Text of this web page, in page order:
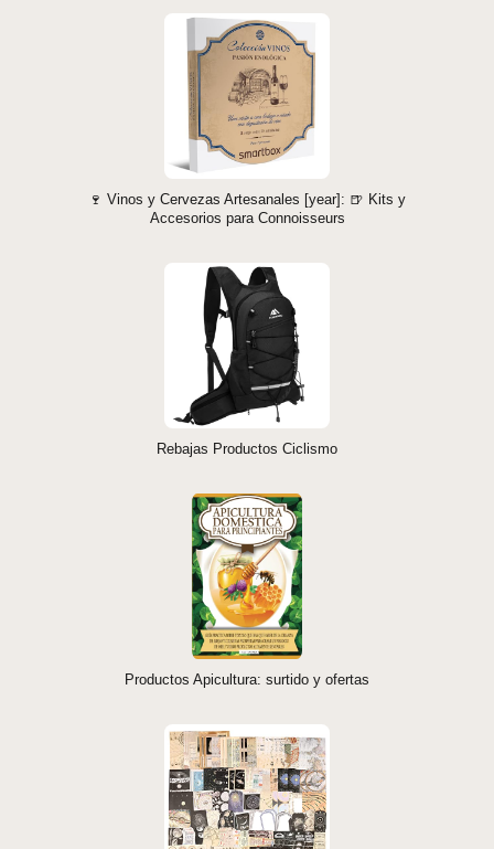
🍷 Vinos y Cervezas Artesanales [year]: 🍺 Kits y
Accesorios para Connoisseurs
Rebajas Productos Ciclismo
Productos Apicultura: surtido y ofertas